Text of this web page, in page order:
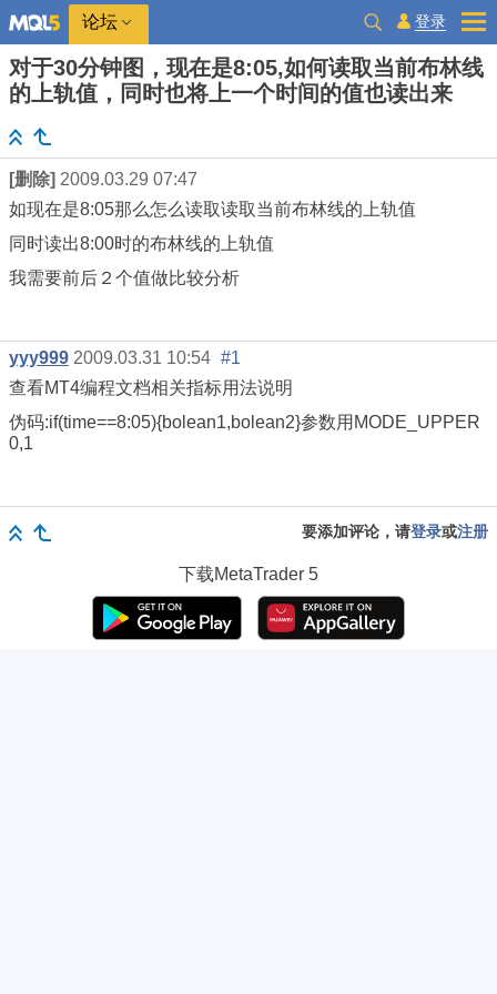
论坛 登录
对于30分钟图，现在是8:05,如何读取当前布林线
的上轨值，同时也将上一个时间的值也读出来
[删除] 2009.03.29 07:47
如现在是8:05那么怎么读取读取当前布林线的上轨值
同时读出8:00时的布林线的上轨值
我需要前后２个值做比较分析
yyy999 2009.03.31 10:54 #1
查看MT4编程文档相关指标用法说明
伪码:if(time==8:05){bolean1,bolean2}参数用MODE_UPPER
0,1
要添加评论，请登录或注册
下载MetaTrader 5